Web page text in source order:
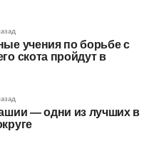
учения по борьбе с
скота пройдут в
— одни из лучших в